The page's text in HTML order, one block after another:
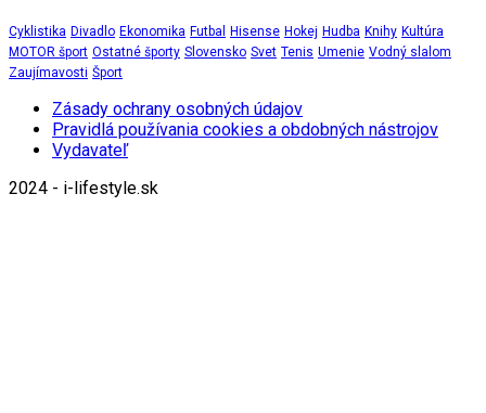
Cyklistika Divadlo Ekonomika Futbal Hisense Hokej Hudba Knihy Kultúra
MOTOR šport Ostatné športy Slovensko Svet Tenis Umenie Vodný slalom
Zaujímavosti Šport
Zásady ochrany osobných údajov
Pravidlá používania cookies a obdobných nástrojov
Vydavateľ
2024 - i-lifestyle.sk